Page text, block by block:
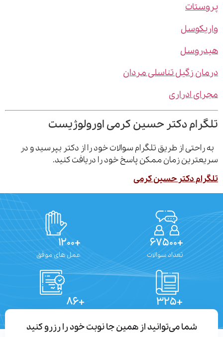
زگیل تناسلی مردان
ادراری
دکتر حسین کرمی اورولوژیست
از طریق تلگرام سوالات خود را از دکتر بپرسید و در
زمان ممکن پاسخ خود را دریافت کنید.
دکتر حسین کرمی
تعداد سوالات عمل های موفق
شما می‌توانید از همین جا نوبت خود را رزرو کنید